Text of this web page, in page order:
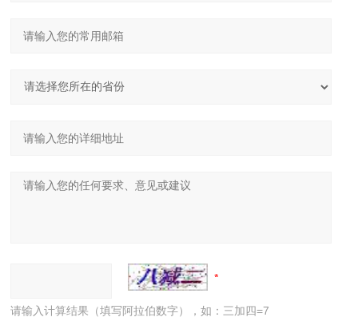
请输入计算结果（填写阿拉伯数字），如：三加四=7